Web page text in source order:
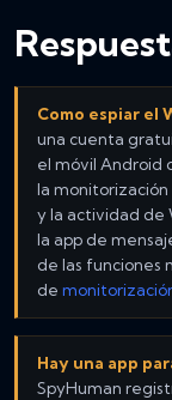
Como espiar el
una cuenta
el móvil Android
la monitorización
y la actividad de
la app de
de las funciones
de
Hay una app
SpyHuman